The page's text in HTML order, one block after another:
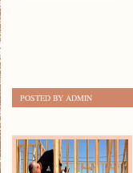
POSTED BY ADMIN